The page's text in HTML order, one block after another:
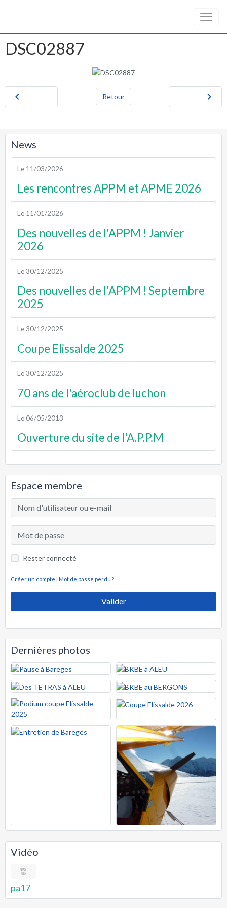
DSC02887
Retour
News
Le 11/03/2026
Les rencontres APPM et APME 2026
Le 11/01/2026
Des nouvelles de l'APPM ! Janvier
2026
Le 30/12/2025
Des nouvelles de l'APPM ! Septembre
2025
Le 30/12/2025
Coupe Elissalde 2025
Le 30/12/2025
70 ans de l'aéroclub de luchon
Le 06/05/2013
Ouverture du site de l'A.P.P.M
Espace membre
Rester connecté
Créer un compte | Mot de passe perdu ?
Valider
Dernières photos
Vidéo
pa17